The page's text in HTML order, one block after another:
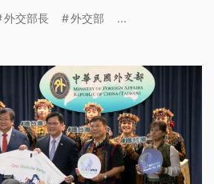
。（新聞標題、導言為台語
外交部長 外交部 ...